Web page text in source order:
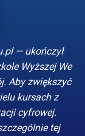
— ukończył
Wyższej We
Aby zwiększyć
kursach z
cyfrowej.
tej